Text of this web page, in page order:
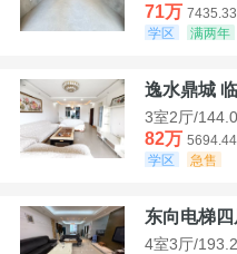
71万 7435.33
学区
满两年
逸水鼎城
3室2厅/
82万 5694.44
学区
急售
东向电梯
4室3厅/